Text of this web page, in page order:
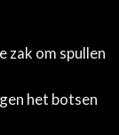
zak om spullen
het botsen